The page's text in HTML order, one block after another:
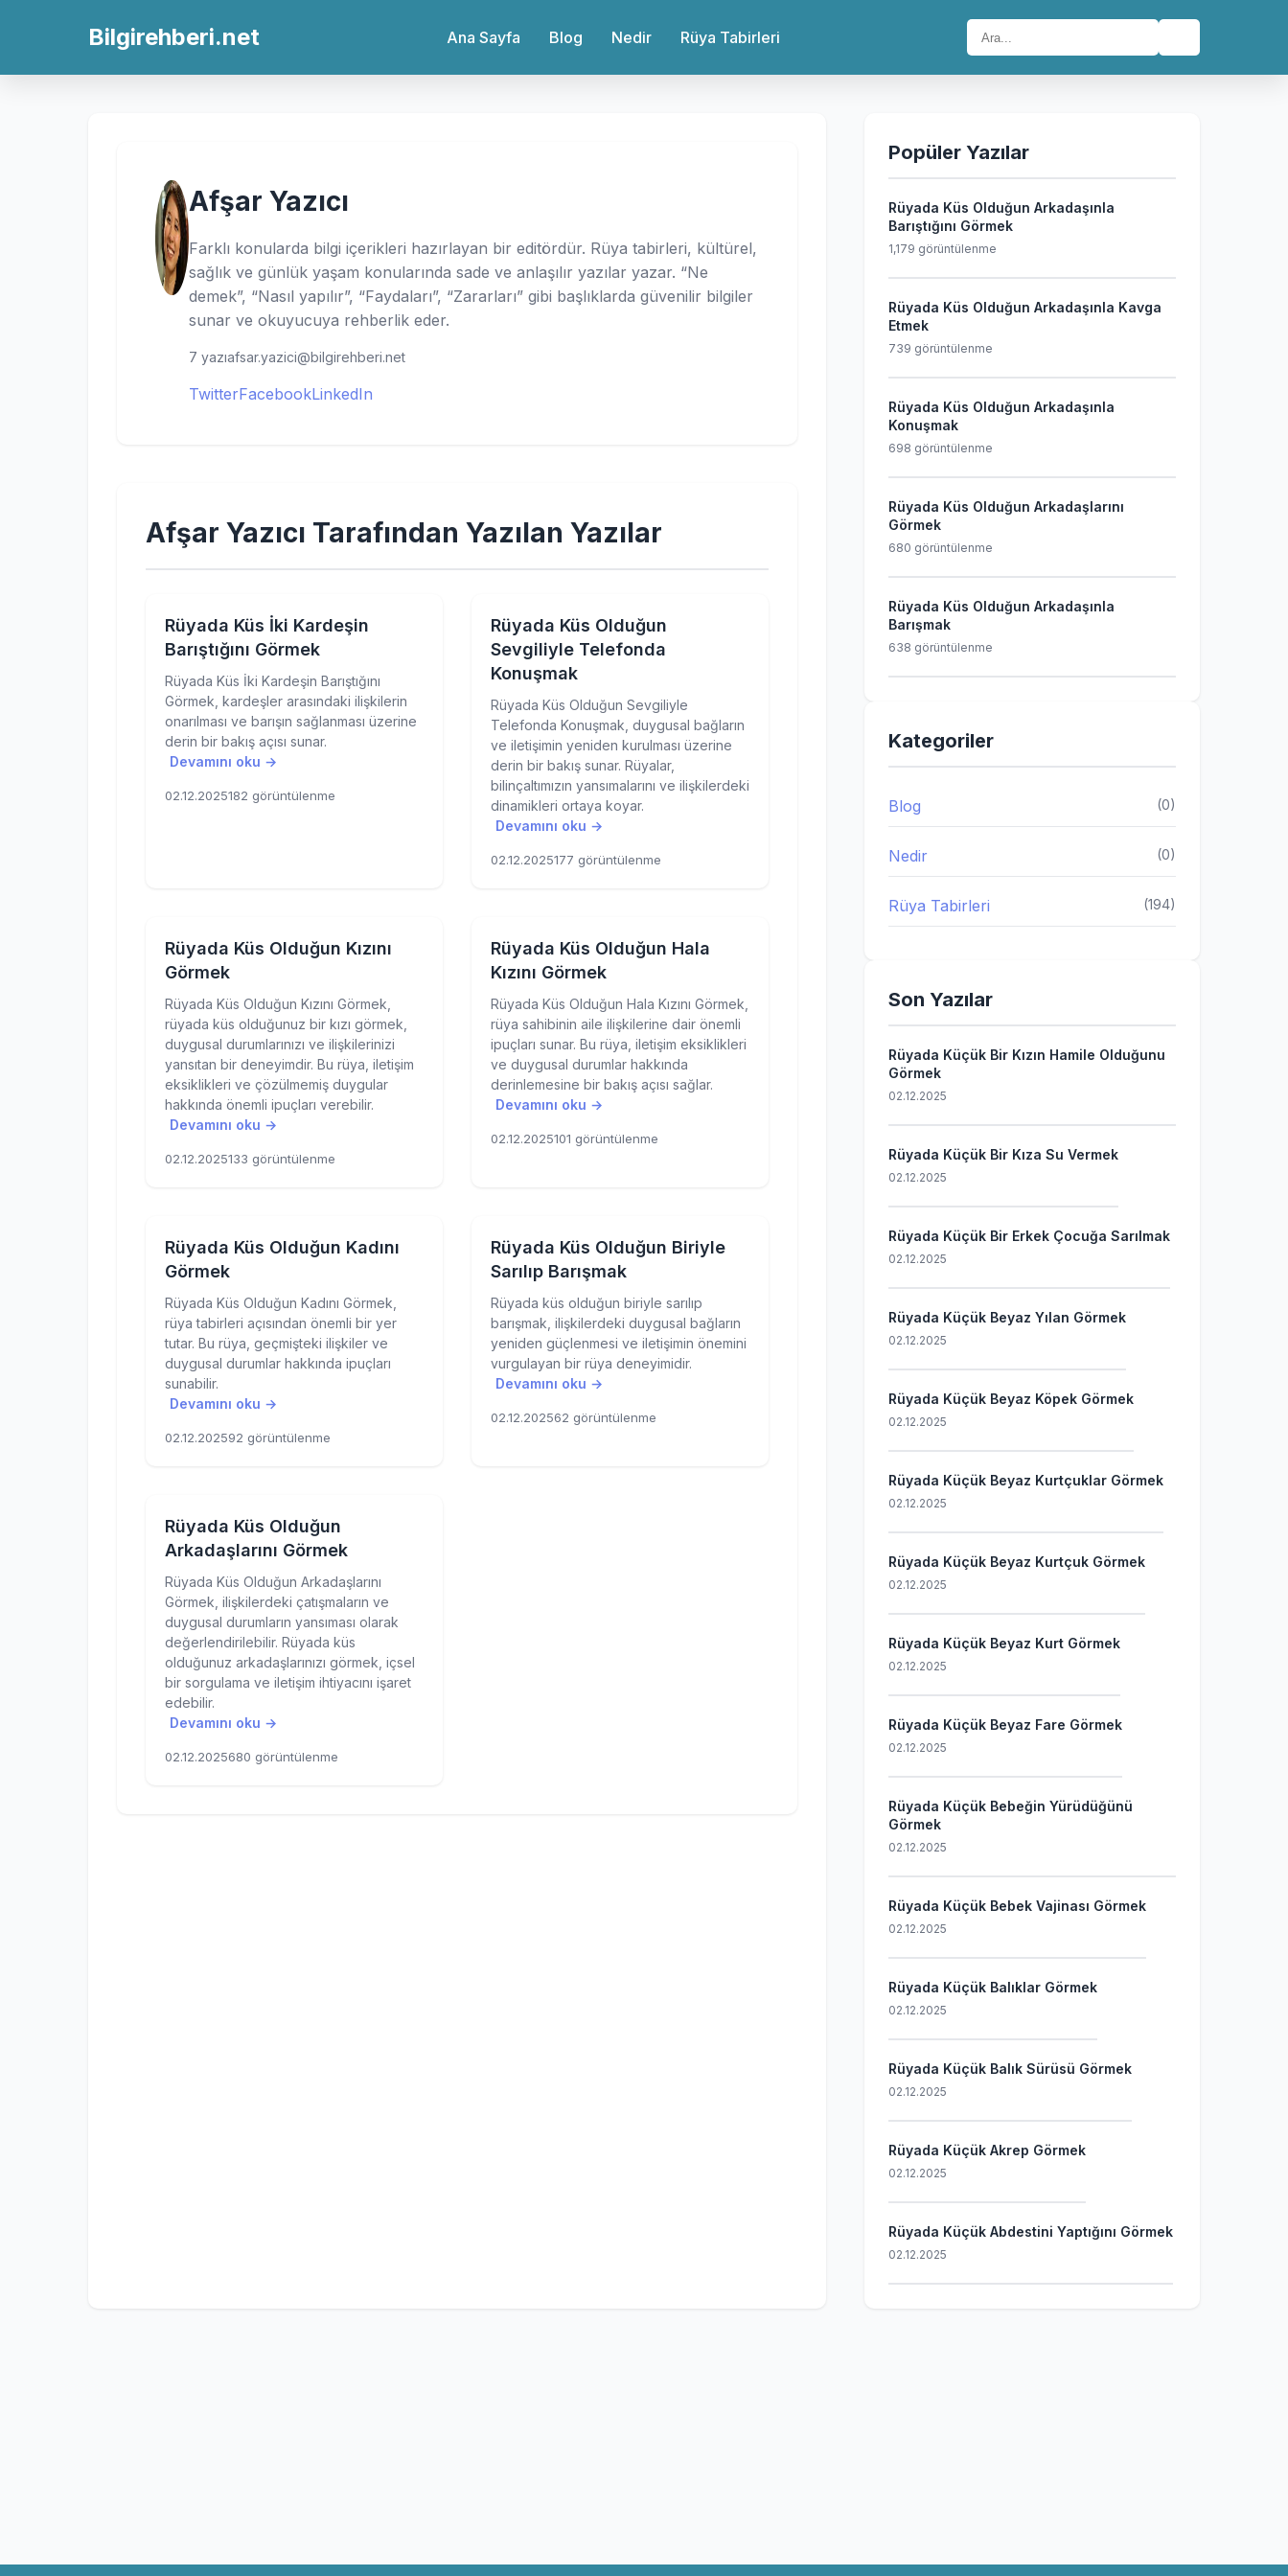
Bilgirehberi.net Ana Sayfa Blog Nedir Rüya Tabirleri
Afşar Yazıcı
Farklı konularda bilgi içerikleri hazırlayan bir editördür. Rüya tabirleri, kültürel,
sağlık ve günlük yaşam konularında sade ve anlaşılır yazılar yazar. “Ne
demek”, “Nasıl yapılır”, “Faydaları”, “Zararları” gibi başlıklarda güvenilir bilgiler
sunar ve okuyucuya rehberlik eder.
7 yazıafsar.yazici@bilgirehberi.net
TwitterFacebookLinkedIn
Afşar Yazıcı Tarafından Yazılan Yazılar
Rüyada Küs İki Kardeşin
Barıştığını Görmek
Rüyada Küs İki Kardeşin Barıştığını
Görmek, kardeşler arasındaki ilişkilerin
onarılması ve barışın sağlanması üzerine
derin bir bakış açısı sunar.
Devamını oku →
02.12.2025182 görüntülenme
Rüyada Küs Olduğun
Sevgiliyle Telefonda
Konuşmak
Rüyada Küs Olduğun Sevgiliyle
Telefonda Konuşmak, duygusal bağların
ve iletişimin yeniden kurulması üzerine
derin bir bakış sunar. Rüyalar,
bilinçaltımızın yansımalarını ve ilişkilerdeki
dinamikleri ortaya koyar.
Devamını oku →
02.12.2025177 görüntülenme
Rüyada Küs Olduğun Kızını
Görmek
Rüyada Küs Olduğun Kızını Görmek,
rüyada küs olduğunuz bir kızı görmek,
duygusal durumlarınızı ve ilişkilerinizi
yansıtan bir deneyimdir. Bu rüya, iletişim
eksiklikleri ve çözülmemiş duygular
hakkında önemli ipuçları verebilir.
Devamını oku →
02.12.2025133 görüntülenme
Rüyada Küs Olduğun Hala
Kızını Görmek
Rüyada Küs Olduğun Hala Kızını Görmek,
rüya sahibinin aile ilişkilerine dair önemli
ipuçları sunar. Bu rüya, iletişim eksiklikleri
ve duygusal durumlar hakkında
derinlemesine bir bakış açısı sağlar.
Devamını oku →
02.12.2025101 görüntülenme
Rüyada Küs Olduğun Kadını
Görmek
Rüyada Küs Olduğun Kadını Görmek,
rüya tabirleri açısından önemli bir yer
tutar. Bu rüya, geçmişteki ilişkiler ve
duygusal durumlar hakkında ipuçları
sunabilir.
Devamını oku →
02.12.202592 görüntülenme
Rüyada Küs Olduğun Biriyle
Sarılıp Barışmak
Rüyada küs olduğun biriyle sarılıp
barışmak, ilişkilerdeki duygusal bağların
yeniden güçlenmesi ve iletişimin önemini
vurgulayan bir rüya deneyimidir.
Devamını oku →
02.12.202562 görüntülenme
Rüyada Küs Olduğun
Arkadaşlarını Görmek
Rüyada Küs Olduğun Arkadaşlarını
Görmek, ilişkilerdeki çatışmaların ve
duygusal durumların yansıması olarak
değerlendirilebilir. Rüyada küs
olduğunuz arkadaşlarınızı görmek, içsel
bir sorgulama ve iletişim ihtiyacını işaret
edebilir.
Devamını oku →
02.12.2025680 görüntülenme
Popüler Yazılar
Rüyada Küs Olduğun Arkadaşınla
Barıştığını Görmek
1,179 görüntülenme
Rüyada Küs Olduğun Arkadaşınla Kavga
Etmek
739 görüntülenme
Rüyada Küs Olduğun Arkadaşınla
Konuşmak
698 görüntülenme
Rüyada Küs Olduğun Arkadaşlarını
Görmek
680 görüntülenme
Rüyada Küs Olduğun Arkadaşınla
Barışmak
638 görüntülenme
Kategoriler
Blog (0)
Nedir (0)
Rüya Tabirleri (194)
Son Yazılar
Rüyada Küçük Bir Kızın Hamile Olduğunu
Görmek
02.12.2025
Rüyada Küçük Bir Kıza Su Vermek
02.12.2025
Rüyada Küçük Bir Erkek Çocuğa Sarılmak
02.12.2025
Rüyada Küçük Beyaz Yılan Görmek
02.12.2025
Rüyada Küçük Beyaz Köpek Görmek
02.12.2025
Rüyada Küçük Beyaz Kurtçuklar Görmek
02.12.2025
Rüyada Küçük Beyaz Kurtçuk Görmek
02.12.2025
Rüyada Küçük Beyaz Kurt Görmek
02.12.2025
Rüyada Küçük Beyaz Fare Görmek
02.12.2025
Rüyada Küçük Bebeğin Yürüdüğünü
Görmek
02.12.2025
Rüyada Küçük Bebek Vajinası Görmek
02.12.2025
Rüyada Küçük Balıklar Görmek
02.12.2025
Rüyada Küçük Balık Sürüsü Görmek
02.12.2025
Rüyada Küçük Akrep Görmek
02.12.2025
Rüyada Küçük Abdestini Yaptığını Görmek
02.12.2025